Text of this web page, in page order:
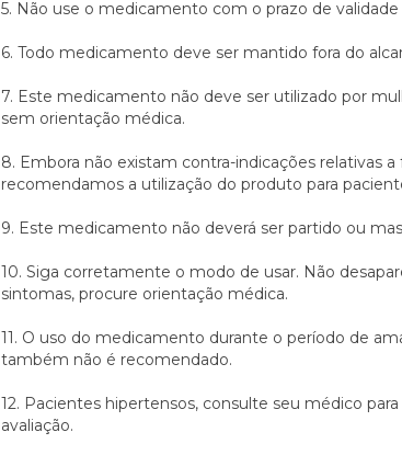
5. Não use o medicamento com o prazo de validade
6. Todo medicamento deve ser mantido fora do
7. Este medicamento não deve ser utilizado por
sem orientação médica.
8. Embora não existam contra-indicações relativas a
recomendamos a utilização do produto para
9. Este medicamento não deverá ser partido ou
10. Siga corretamente o modo de usar. Não
sintomas, procure orientação médica.
11. O uso do medicamento durante o período de
também não é recomendado.
12. Pacientes hipertensos, consulte seu médico
avaliação.